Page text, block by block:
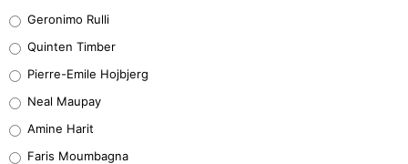
32%
5%
1%
Geronimo Rulli
Quinten Timber
Pierre-Emile Hojbjerg
Neal Maupay
Amine Harit
Faris Moumbagna